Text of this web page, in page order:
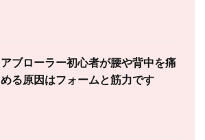
アブローラー初心者が腰や背中を痛
める原因はフォームと筋力です